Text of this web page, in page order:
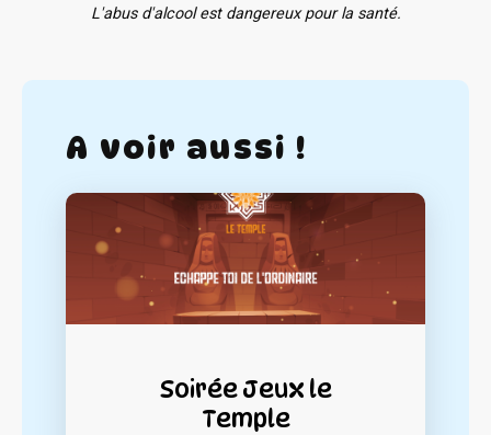
L'abus d'alcool est dangereux pour la santé.
A voir aussi !
Soirée Jeux le
Temple